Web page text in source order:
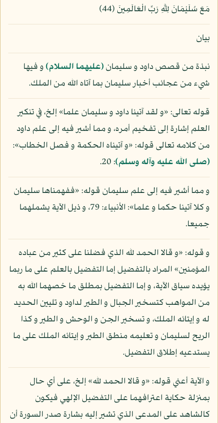
مَعَ سُلَيْمَانَ لِلَّهِ رَبِّ الْعَالَمِينَ (44)
بيان
نبذة من قصص داود و سليمان(عليهما السلام)و فيها
شيء من عجائب أخبار سليمان بما آتاه الله من الملك.
قوله تعالى: «و لقد آتينا داود و سليمان علما» إلخ، في تنكير
العلم إشارة إلى تفخيم أمره، و مما أشير فيه إلى علم داود
من كلامه تعالى قوله: «و آتيناه الحكمة و فصل الخطاب»:
(صلى الله عليه وآله وسلم): 20.
و مما أشير فيه إلى علم سليمان قوله: «ففهمناها سليمان
و كلا آتينا حكما و علما»: الأنبياء: 79، و ذيل الآية يشملهما
جميعا.
و قوله: «و قالا الحمد لله الذي فضلنا على كثير من عباده
المؤمنين» المراد بالتفضيل إما التفضيل بالعلم على ما ربما
يؤيده سياق الآية، و إما التفضيل بمطلق ما خصهما الله به
من المواهب كتسخير الجبال و الطير لداود و تليين الحديد
له و إيتائه الملك، و تسخير الجن و الوحش و الطير و كذا
الريح لسليمان و تعليمه منطق الطير و إيتائه الملك على ما
يستدعيه إطلاق التفضيل.
و الآية أعني قوله: «و قالا الحمد لله» إلخ، على أي حال
بمنزلة حكاية اعترافهما على التفضيل الإلهي فيكون
كالشاهد على المدعى الذي تشير إليه بشارة صدر السورة أن